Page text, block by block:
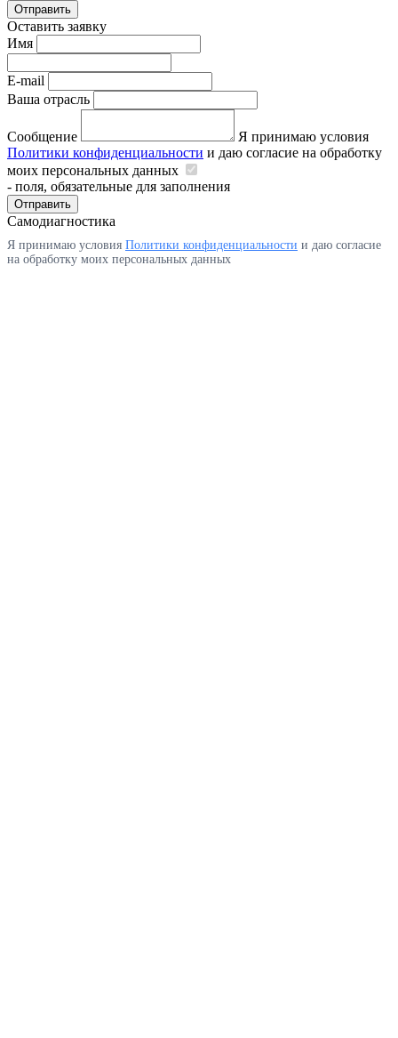
Отправить
Оставить заявку
Имя
E-mail
Ваша отрасль
Сообщение
Я принимаю условия
Политики конфиденциальности и даю согласие на обработку
моих персональных данных
- поля, обязательные для заполнения
Отправить
Самодиагностика
Я принимаю условия Политики конфиденциальности и даю согласие
на обработку моих персональных данных